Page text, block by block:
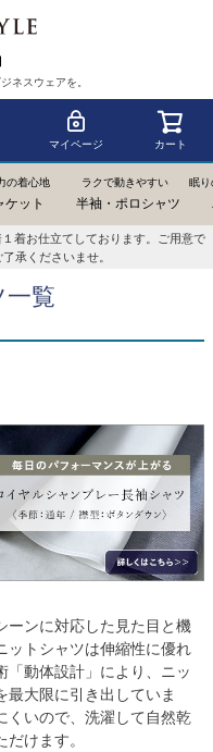
ネスウェアを。
マイページ カート
の着心地
ケット
ラクで動きやすい
半袖・ポロシャツ
眠り
着お仕立てしております。ご用意で
承くださいませ。
一覧
ーンに対応した見た目と機
ットシャツは伸縮性に優れ
「動体設計」により、ニッ
最大限に引き出していま
くいので、洗濯して自然乾
けます。